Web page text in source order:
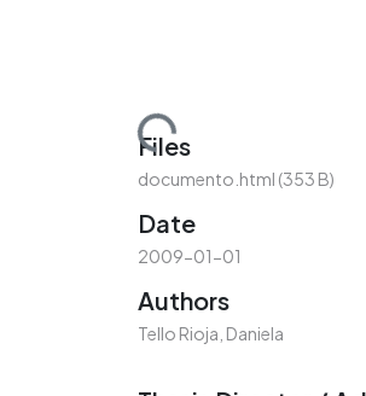
Loading...
Files
documento.html (353 B)
Date
2009-01-01
Authors
Tello Rioja, Daniela